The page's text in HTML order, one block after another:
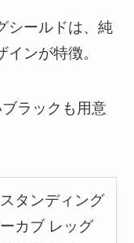
シールドは、純
ンが特徴。
ラックも用意
タンディング
カブ レッグ